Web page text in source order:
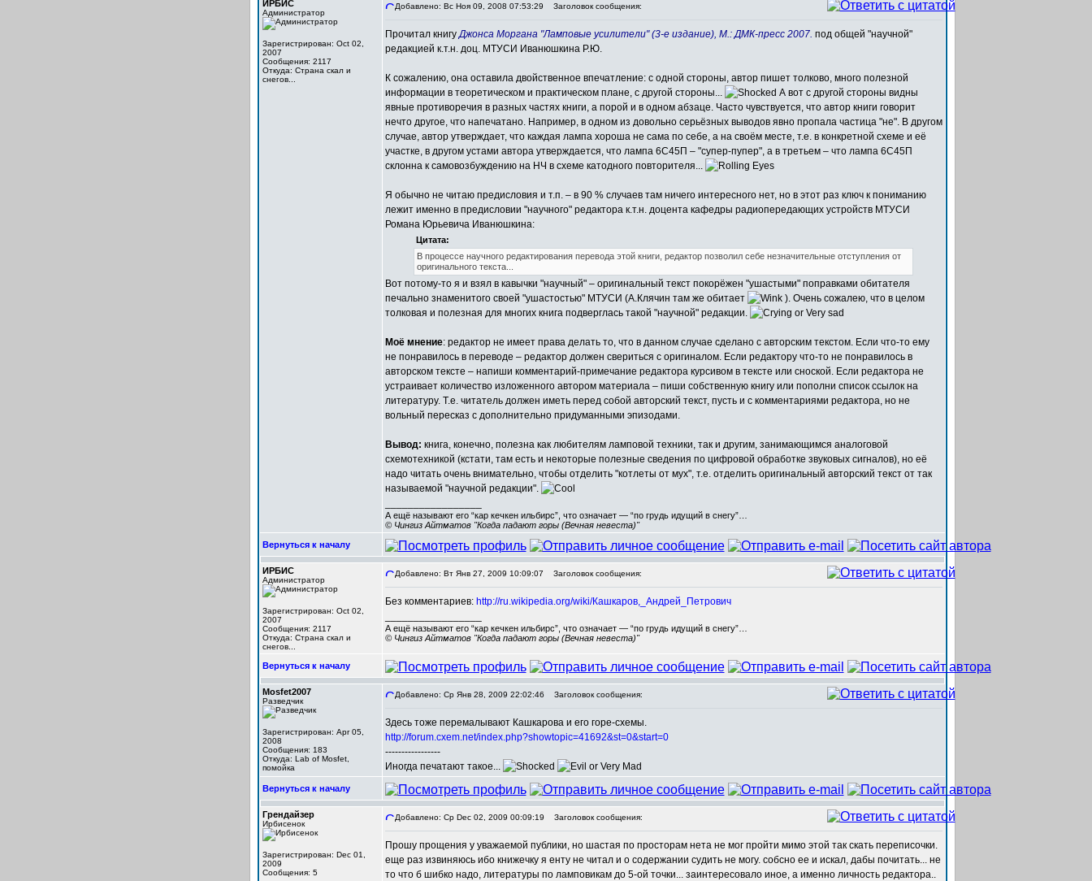
ИРБИС
Администратор
Зарегистрирован: Oct 02,
2007
Сообщения: 2117
Откуда: Cтрана скал и
снегов...
Добавлено: Вс Ноя 09, 2008 07:53:29 Заголовок сообщения:
Прочитал книгуДжонса Моргана "Ламповые усилители" (3-е издание), М.: ДМК-пресс 2007. под общей "научной"
редакцией к.т.н. доц. МТУСИ Иванюшкина Р.Ю.
К сожалению, она оставила двойственное впечатление: с одной стороны, автор пишет толково, много полезной
информации в теоретическом и практическом плане, с другой стороны...
А вот с другой стороны видны
явные противоречия в разных частях книги, а порой и в одном абзаце. Часто чувствуется, что автор книги говорит
нечто другое, что напечатано. Например, в одном из довольно серьёзных выводов явно пропала частица "не". В другом
случае, автор утверждает, что каждая лампа хороша не сама по себе, а на своём месте, т.е. в конкретной схеме и её
участке, в другом устами автора утверждается, что лампа 6С45П – "супер-пупер", а в третьем – что лампа 6С45П
склонна к самовозбуждению на НЧ в схеме катодного повторителя...
Я обычно не читаю предисловия и т.п. – в 90 % случаев там ничего интересного нет, но в этот раз ключ к пониманию
лежит именно в предисловии "научного" редактора к.т.н. доцента кафедры радиопередающих устройств МТУСИ
Романа Юрьевича Иванюшкина:
Цитата:
В процессе научного редактирования перевода этой книги, редактор позволил себе незначительные отступления от
оригинального текста...
Вот потому-то я и взял в кавычки "научный" – оригинальный текст покорёжен "ушастыми" поправками обитателя
печально знаменитого своей "ушастостью" МТУСИ (А.Клячин там же обитает
). Очень сожалею, что в целом
толковая и полезная для многих книга подверглась такой "научной" редакции.
Моё мнение: редактор не имеет права делать то, что в данном случае сделано с авторским текстом. Если что-то ему
не понравилось в переводе – редактор должен свериться с оригиналом. Если редактору что-то не понравилось в
авторском тексте – напиши комментарий-примечание редактора курсивом в тексте или сноской. Если редактора не
устраивает количество изложенного автором материала – пиши собственную книгу или пополни список ссылок на
литературу. Т.е. читатель должен иметь перед собой авторский текст, пусть и с комментариями редактора, но не
вольный пересказ с дополнительно придуманными эпизодами.
Вывод: книга, конечно, полезна как любителям ламповой техники, так и другим, занимающимся аналоговой
схемотехникой (кстати, там есть и некоторые полезные сведения по цифровой обработке звуковых сигналов), но её
надо читать очень внимательно, чтобы отделить "котлеты от мух", т.е. отделить оригинальный авторский текст от так
называемой "научной редакции".
А ещё называют его “кар кечкен ильбирс”, что означает — “по грудь идущий в снегу”…
© Чингиз Айтматов "Когда падают горы (Вечная невеста)"
Вернуться к началу
ИРБИС
Администратор
Зарегистрирован: Oct 02,
2007
Сообщения: 2117
Откуда: Cтрана скал и
снегов...
Добавлено: Вт Янв 27, 2009 10:09:07 Заголовок сообщения:
Без комментариев: http://ru.wikipedia.org/wiki/Кашкаров,_Андрей_Петрович
А ещё называют его “кар кечкен ильбирс”, что означает — “по грудь идущий в снегу”…
© Чингиз Айтматов "Когда падают горы (Вечная невеста)"
Вернуться к началу
Mosfet2007
Разведчик
Зарегистрирован: Apr 05,
2008
Сообщения: 183
Откуда: Lab of Mosfet,
помойка
Добавлено: Ср Янв 28, 2009 22:02:46 Заголовок сообщения:
Здесь тоже перемалывают Кашкарова и его горе-схемы.
http://forum.cxem.net/index.php?showtopic=41692&st=0&start=0
-----------------
Иногда печатают такое...
Вернуться к началу
Грендайзер
Ирбисенок
Зарегистрирован: Dec 01,
2009
Сообщения: 5
Добавлено: Ср Dec 02, 2009 00:09:19 Заголовок сообщения:
Прошу прощения у уважаемой публики, но шастая по просторам нета не мог пройти мимо этой так скать переписочки.
еще раз извиняюсь ибо книжечку я енту не читал и о содержании судить не могу. собсно ее и искал, дабы почитать... не
то что б шибко надо, литературы по ламповикам до 5-ой точки... заинтересовало иное, а именно личность редактора..